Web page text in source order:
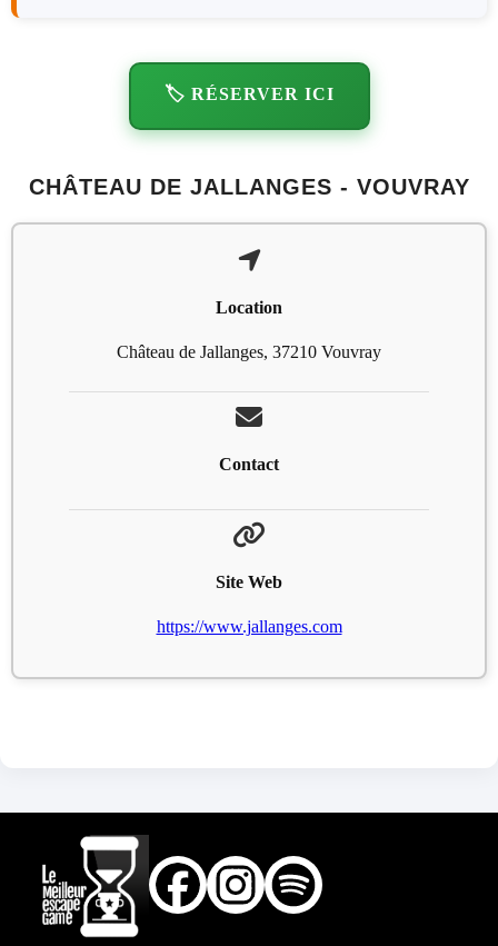
🏷️ RÉSERVER ICI
CHÂTEAU DE JALLANGES - VOUVRAY
Location
Château de Jallanges, 37210 Vouvray
Contact
Site Web
https://www.jallanges.com